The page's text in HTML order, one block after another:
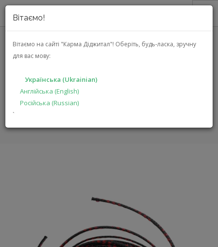
Вітаємо!
Вітаємо на сайті "Карма Діджитал"! Оберіть, будь-ласка, зручну
для вас мову:
Українська (Ukrainian)
Англійська (English)
Російська (Russian)
`
ПРО НАС
АКЦІЇ
РІШЕННЯ
ВИРОБНИКАМ
ГОЛОВНА КАТАЛОГ